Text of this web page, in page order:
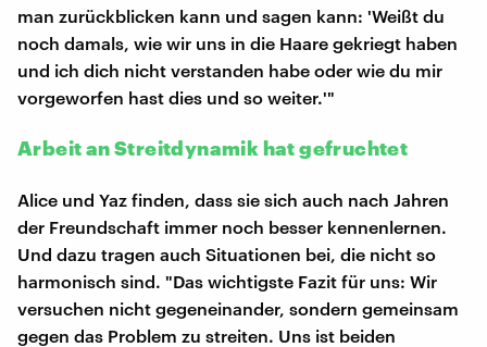
man zurückblicken kann und sagen kann: 'Weißt du
noch damals, wie wir uns in die Haare gekriegt haben
und ich dich nicht verstanden habe oder wie du mir
vorgeworfen hast dies und so weiter.'"
Arbeit an Streitdynamik hat gefruchtet
Alice und Yaz finden, dass sie sich auch nach Jahren
der Freundschaft immer noch besser kennenlernen.
Und dazu tragen auch Situationen bei, die nicht so
harmonisch sind. "Das wichtigste Fazit für uns: Wir
versuchen nicht gegeneinander, sondern gemeinsam
gegen das Problem zu streiten. Uns ist beiden